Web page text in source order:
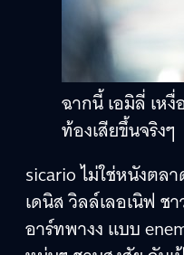
ฉากนี้ เอมิลี่ เห
ท้องเสียขึ้นจริงๆ
sicario ไม่ใช่หนังตล
เดนิส วิลล์เลอเนิฟ
อาร์ทพางง แบบ